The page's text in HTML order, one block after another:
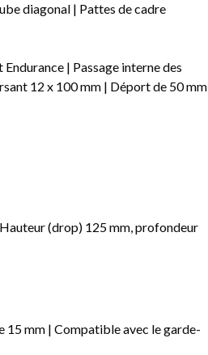
diagonal | Pattes de cadre
| Passage interne des
12 x 100 mm | Déport de 50 mm
(drop) 125 mm, profondeur
15 mm | Compatible avec le garde-